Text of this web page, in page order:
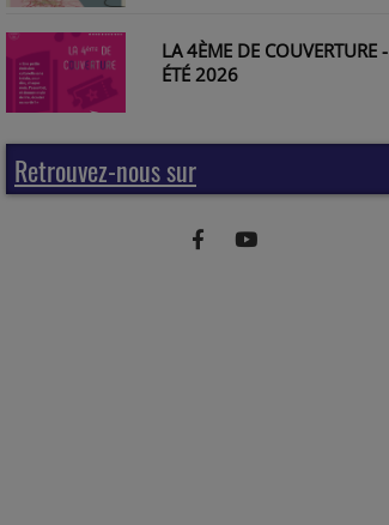
LA 4ÈME DE COUVERTURE -
ÉTÉ 2026
Retrouvez-nous sur